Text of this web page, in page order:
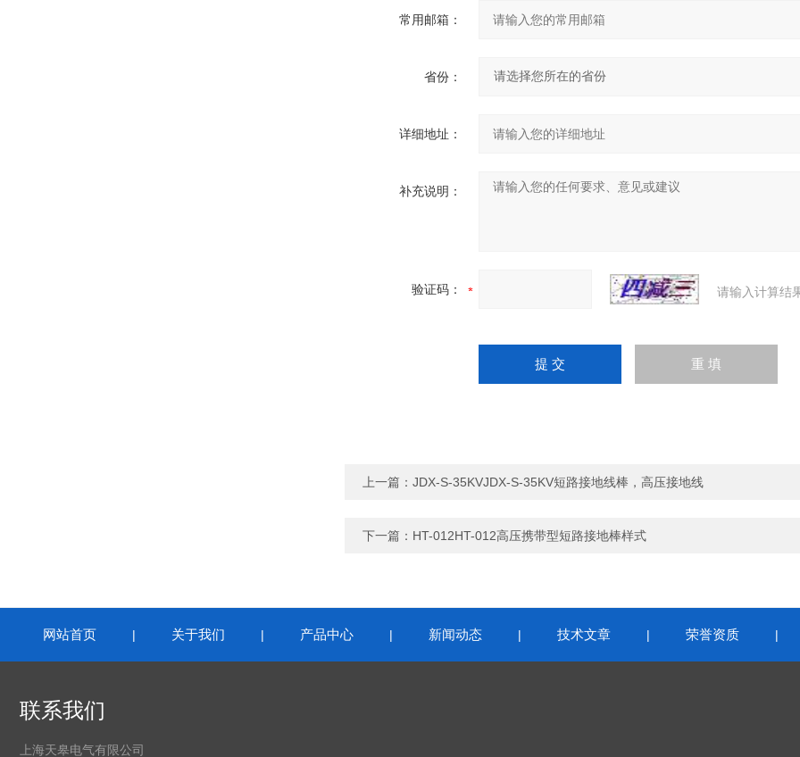
常用邮箱：
省份：
详细地址：
补充说明：
验证码： 请输入计算结
上一篇： JDX-S-35KVJDX-S-35KV短路接地线棒，高压接地线
下一篇： HT-012HT-012高压携带型短路接地棒样式
网站首页 | 关于我们 | 产品中心 | 新闻动态 | 技术文章 | 荣誉资质 |
联系我们
上海天皋电气有限公司